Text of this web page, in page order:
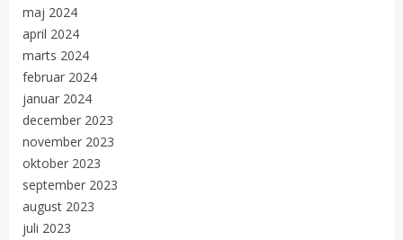
maj 2024
april 2024
marts 2024
februar 2024
januar 2024
december 2023
november 2023
oktober 2023
september 2023
august 2023
juli 2023